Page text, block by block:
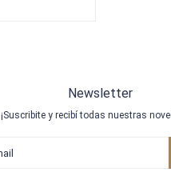
Newsletter
¡Suscribite y recibí todas nuestras